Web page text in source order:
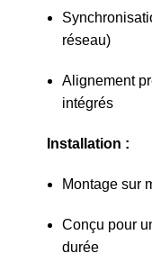
réseau)
Alignement
intégrés
Installation :
Montage sur
Conçu pour
durée